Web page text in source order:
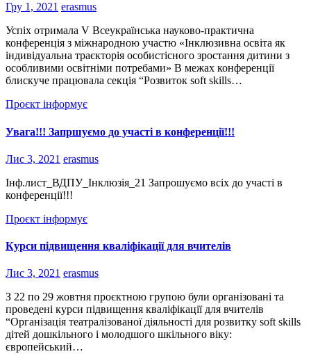
Гру 1, 2021 erasmus
Успіх отримала V Всеукраїнська науково-практична
конференція з міжнародною участю «Інклюзивна освіта як
індивідуальна траєкторія особистісного зростання дитини з
особливими освітніми потребами» В межах конференції
блискуче працювала секція “Розвиток soft skills…
Проєкт інформує
Увага!!! Запршуємо до участі в конференції!!!
Лис 3, 2021 erasmus
Інф.лист_ВДПУ_Інклюзія_21 Запрошуємо всіх до участі в
конференції!!!
Проєкт інформує
Курси підвищення кваліфікації для вчителів
Лис 3, 2021 erasmus
З 22 по 29 жовтня проєктною групою були організовані та
проведені курси підвищення кваліфікації для вчителів
“Організація театралізованої діяльності для розвитку soft skills
дітей дошкільного і молодшого шкільного віку:
європейський…